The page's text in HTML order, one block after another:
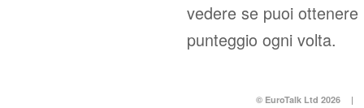
vedere se puoi ottenere
punteggio ogni volta.
© EuroTalk Ltd 2026 |